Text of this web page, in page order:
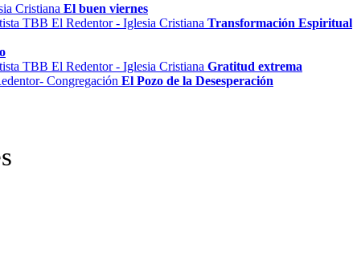
El buen viernes
Transformación Espiritual
Gratitud extrema
El Pozo de la Desesperación